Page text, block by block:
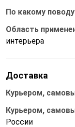
По какому
Область
интерьера
Доставка
Курьером,
Курьером,
России